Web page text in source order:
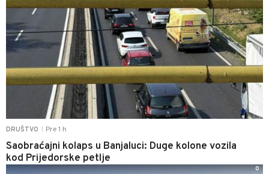
DRUŠTVO Pre 1 h
Saobraćajni kolaps u Banjaluci: Duge kolone vozila
kod Prijedorske petlje
0